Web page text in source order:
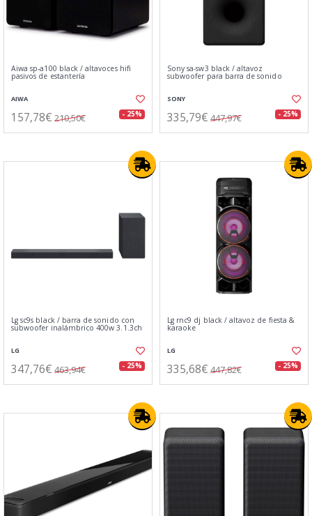
Aiwa sp-a100 black / altavoces hifi
pasivos de estantería
AIWA
157,78€ 210,50€ - 25%
Sony sa-sw3 black / altavoz
subwoofer para barra de sonido
SONY
335,79€ 447,97€ - 25%
Lg sc9s black / barra de sonido con
subwoofer inalámbrico 400w 3.1.3ch
LG
347,76€ 463,94€ - 25%
Lg rnc9 dj black / altavoz de fiesta &
karaoke
LG
335,68€ 447,82€ - 25%